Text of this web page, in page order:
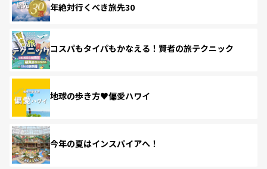
年絶対行くべき旅先30
コスパもタイパもかなえる！賢者の旅テクニック
地球の歩き方♥偏愛ハワイ
今年の夏はインスパイアへ！